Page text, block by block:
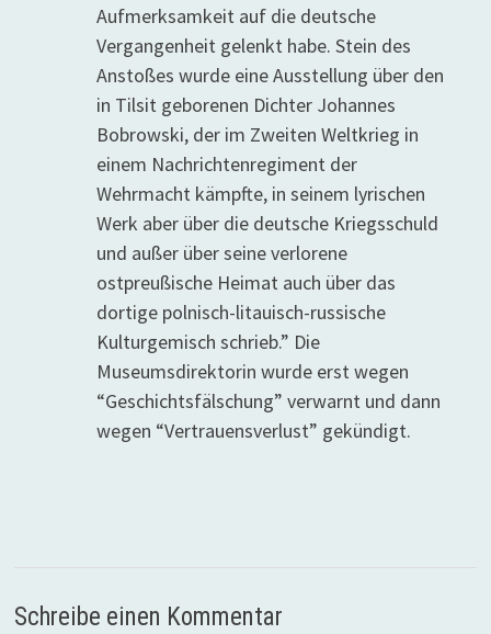
Aufmerksamkeit auf die deutsche
Vergangenheit gelenkt habe. Stein des
Anstoßes wurde eine Ausstellung über den
in Tilsit geborenen Dichter Johannes
Bobrowski, der im Zweiten Weltkrieg in
einem Nachrichtenregiment der
Wehrmacht kämpfte, in seinem lyrischen
Werk aber über die deutsche Kriegsschuld
und außer über seine verlorene
ostpreußische Heimat auch über das
dortige polnisch-litauisch-russische
Kulturgemisch schrieb.” Die
Museumsdirektorin wurde erst wegen
“Geschichtsfälschung” verwarnt und dann
wegen “Vertrauensverlust” gekündigt.
Schreibe einen Kommentar